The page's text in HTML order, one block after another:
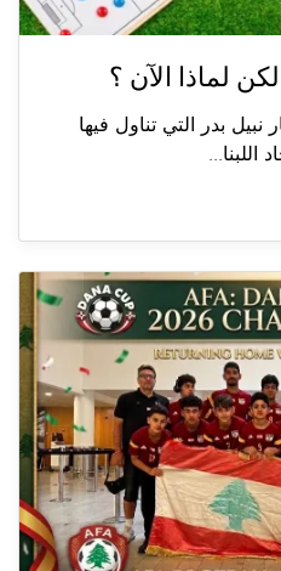
لماذا الآن ؟
نبيل بدر التي تناول فيها
اللبنا...